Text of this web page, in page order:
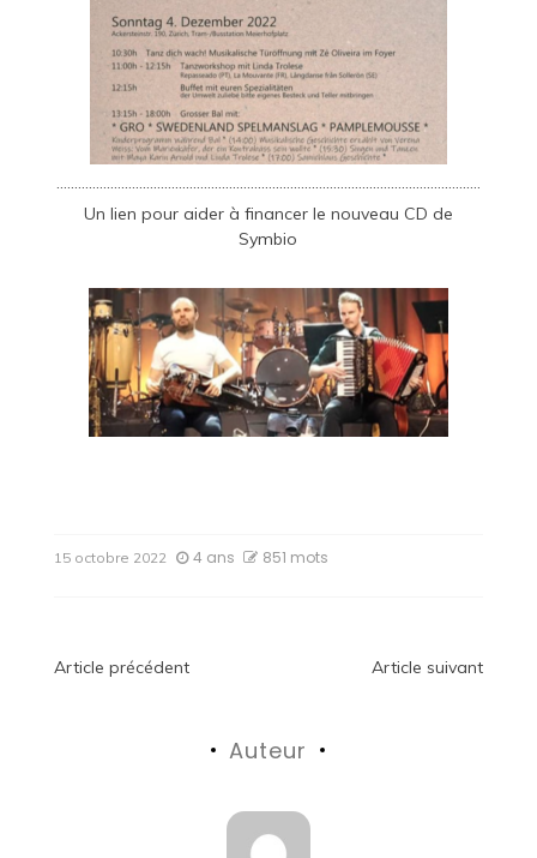
Un lien pour aider à financer le nouveau CD de
Symbio
15 octobre 2022 4 ans 851 mots
Navigation
Article précédent Article suivant
Auteur